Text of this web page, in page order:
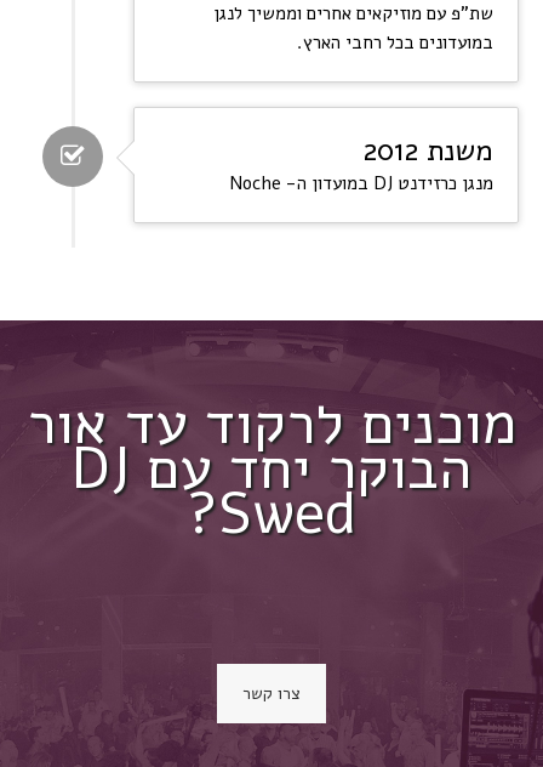
שת"פ עם מוזיקאים אחרים וממשיך לנגן
במועדונים בכל רחבי הארץ.
משנת 2012
מנגן כרזידנט DJ במועדון ה- Noche
מוכנים לרקוד עד אור
הבוקר יחד עם DJ
Swed?
צרו קשר